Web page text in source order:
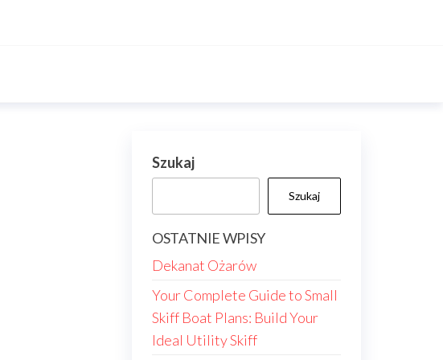
Szukaj
Szukaj
OSTATNIE WPISY
Dekanat Ożarów
Your Complete Guide to Small
Skiff Boat Plans: Build Your
Ideal Utility Skiff